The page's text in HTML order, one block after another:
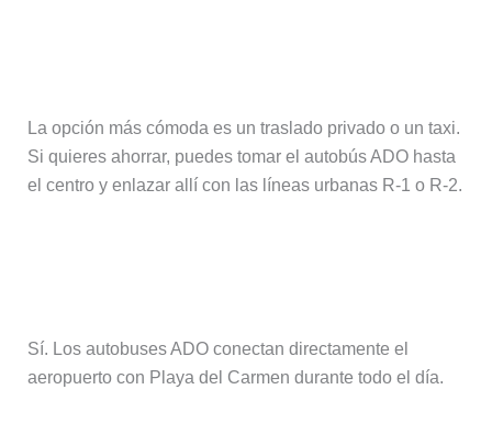
La opción más cómoda es un traslado privado o un taxi.
Si quieres ahorrar, puedes tomar el autobús ADO hasta
el centro y enlazar allí con las líneas urbanas R-1 o R-2.
Sí. Los autobuses ADO conectan directamente el
aeropuerto con Playa del Carmen durante todo el día.